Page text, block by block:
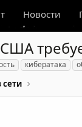
Новости
кибератака
сети